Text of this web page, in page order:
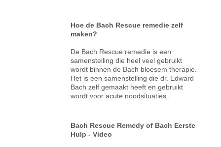
Hoe de Bach Rescue remedie zelf
maken?
De Bach Rescue remedie is een
samenstelling die heel veel gebruikt
wordt binnen de Bach bloesem therapie.
Het is een samenstelling die dr. Edward
Bach zelf gemaakt heeft en gebruikt
wordt voor acute noodsituaties.
Bach Rescue Remedy of Bach Eerste
Hulp - Video